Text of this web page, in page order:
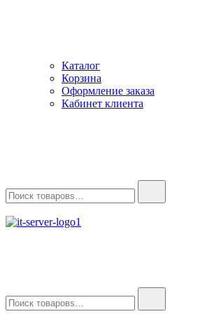
Каталог
Корзина
Оформление заказа
Кабинет клиента